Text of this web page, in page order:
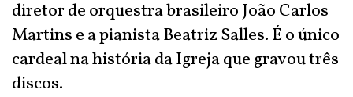
diretor de orquestra brasileiro João Carlos
Martins e a pianista Beatriz Salles. É o único
cardeal na história da Igreja que gravou três
discos.